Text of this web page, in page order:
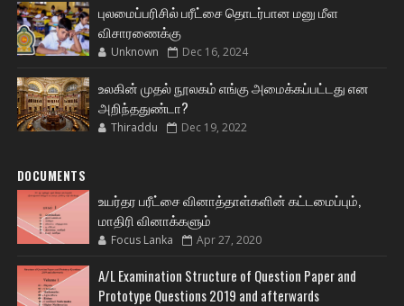
புலமைப்பரிசில் பரீட்சை தொடர்பான மனு மீள
விசாரணைக்கு
Unknown Dec 16, 2024
உலகின் முதல் நூலகம் எங்கு அமைக்கப்பட்டது என
அறிந்ததுண்டா?
Thiraddu Dec 19, 2022
DOCUMENTS
உயர்தர பரீட்சை வினாத்தாள்களின் கட்டமைப்பும்,
மாதிரி வினாக்களும்
Focus Lanka Apr 27, 2020
A/L Examination Structure of Question Paper and
Prototype Questions 2019 and afterwards